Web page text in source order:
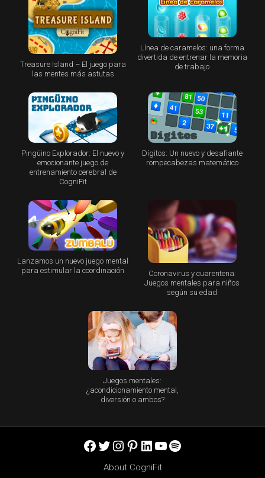
Treasure Island – El juego para
las mentes más astutas
Línea de caramelos: una forma
divertida de entrenar la memoria
de trabajo
Pingüino Explorador: El nuevo y
emocionante juego de
entrenamiento cerebral de
CogniFit
Dígitos: Un nuevo y desafiante
rompecabezas matemático
Lanzamos un nuevo juego mental
para estimular la coordinación
Coronavirus y cuarentena:
Juegos mentales para niños
según su edad
Juegos mentales:
¿acondicionamiento mental,
diversión o ambos?
Facebook
Twitter
Instagram
Pinterest
LinkedIn
YouTube
Spotify
About CogniFit